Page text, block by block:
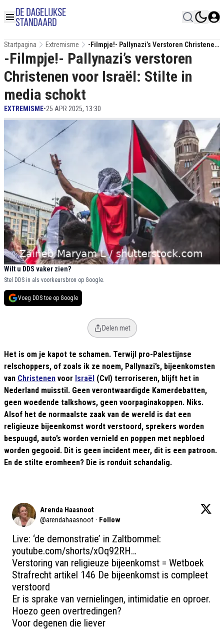
Startpagina Extremisme
-Filmpje!- Pallynazi’s Verstoren Christenen
Voor Israël: Stilte In Media Schokt
-Filmpje!- Pallynazi’s verstoren
Christenen voor Israël: Stilte in
media schokt
EXTREMISME•25 APR 2025, 13:30
Wilt u DDS vaker zien?
Stel DDS in als voorkeursbron op Google.
Voeg DDS toe op Google
Delen met
Het is om je kapot te schamen. Terwijl pro-Palestijnse
relschoppers, of zoals ik ze noem, Pallynazi’s, bijeenkomsten
van Christenen voor Israël (CvI) terroriseren, blijft het in
Nederland muisstil. Geen verontwaardigde Kamerdebatten,
geen woedende talkshows, geen voorpaginakoppen. Niks.
Alsof het de normaalste zaak van de wereld is dat een
religieuze bijeenkomst wordt verstoord, sprekers worden
bespuugd, auto’s worden vernield en poppen met nepbloed
worden gegooid. Dit is geen incident meer, dit is een patroon.
En de stilte eromheen? Die is ronduit schandalig.
Arenda Haasnoot
@arendahaasnoot · Follow
youtube.com/shorts/xOq92RH…
Verstoring van religieuze bijeenkomst = Wetboek
Strafrecht artikel 146 De bijeenkomst is compleet
verstoord
Er is sprake van vernielingen, intimidatie en oproer.
Hoezo geen overtredingen?
Voor degenen die liever